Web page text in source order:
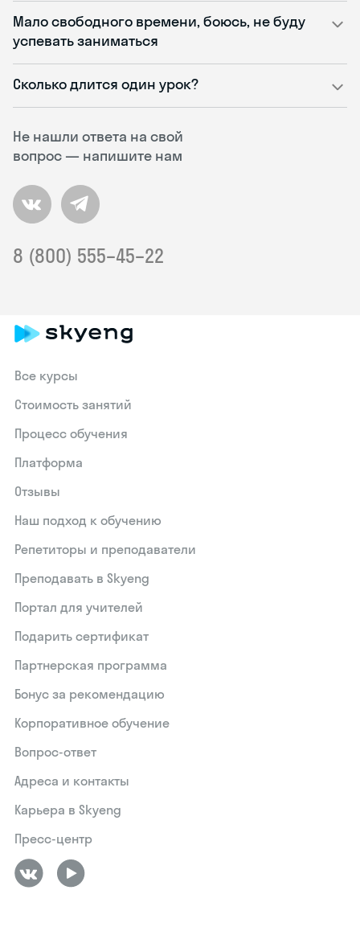
Не нашли ответа на свой
вопрос — напишите нам
8 (800) 555–45–22
Мало свободного времени, боюсь, не буду
успевать заниматься
Сколько длится один урок?
Все курсы
Стоимость занятий
Процесс обучения
Платформа
Отзывы
Наш подход к обучению
Репетиторы и преподаватели
Преподавать в Skyeng
Портал для учителей
Подарить сертификат
Партнерская программа
Бонус за рекомендацию
Корпоративное обучение
Вопрос-ответ
Адреса и контакты
Карьера в Skyeng
Пресс-центр